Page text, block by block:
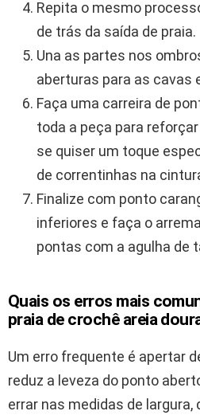
Repita o mesmo
de trás da saída de praia.
Una as partes nos
aberturas para as cavas
Faça uma carreira de
toda a peça para
se quiser um toque
de correntinhas na
Finalize com ponto
inferiores e faça o
pontas com a agulha de
Quais os erros mais
praia de crochê areia
Um erro frequente é apertar
reduz a leveza do ponto
errar nas medidas de largura,